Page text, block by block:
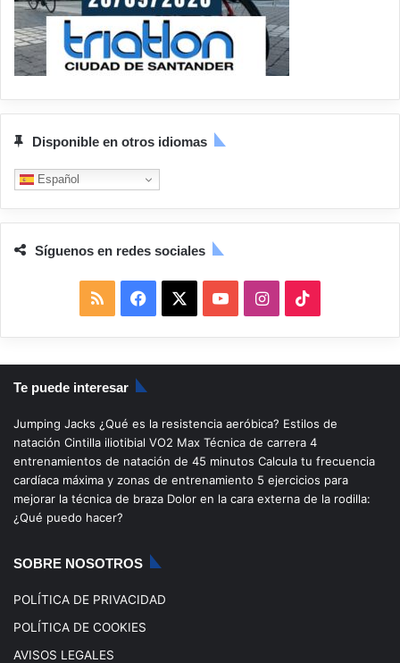
Disponible en otros idiomas
Español
Síguenos en redes sociales
S
S
a
c
b
o
o
u
u
b
I
n
s
a
g
i
k
o
k
Te puede interesar
Jumping Jacks ¿Qué es la resistencia aeróbica? Estilos de
natación Cintilla iliotibial VO2 Max Técnica de carrera 4
entrenamientos de natación de 45 minutos Calcula tu frecuencia
cardíaca máxima y zonas de entrenamiento 5 ejercicios para
mejorar la técnica de braza Dolor en la cara externa de la rodilla:
¿Qué puedo hacer?
SOBRE NOSOTROS
POLÍTICA DE PRIVACIDAD
POLÍTICA DE COOKIES
AVISOS LEGALES